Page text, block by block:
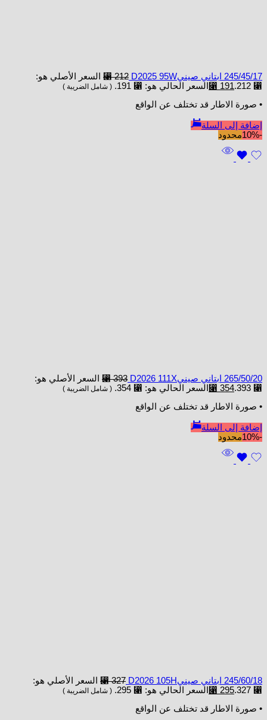
245/45/17 ابتاني صينيD2025 95W ⃁212
السعر الأصلي هو:
⃁ 212.
⃁ 191 السعر الحالي هو: ⃁ 191. ( شامل الضريبة )
• صورة الاطار قد تختلف عن الواقع
إضافة إلى السلة
-10%
محدود
265/50/20 ابتاني صينيD2026 111X ⃁393
السعر الأصلي هو:
⃁ 393.
⃁ 354 السعر الحالي هو: ⃁ 354. ( شامل الضريبة )
• صورة الاطار قد تختلف عن الواقع
إضافة إلى السلة
-10%
محدود
245/60/18 ابتاني صينيD2026 105H ⃁327
السعر الأصلي هو:
⃁ 327.
⃁ 295 السعر الحالي هو: ⃁ 295. ( شامل الضريبة )
• صورة الاطار قد تختلف عن الواقع